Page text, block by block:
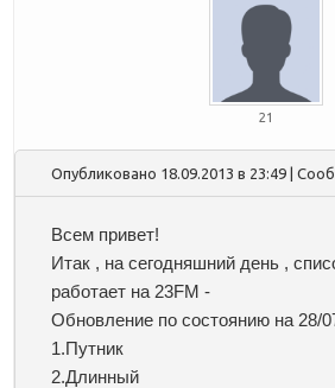
21
Опубликовано 18.09.2013 в 23:49 |
Всем привет!
Итак , на сегодняшний день ,
работает на 23FM -
Обновление по состоянию на 28/
1.Путник
2.Длинный